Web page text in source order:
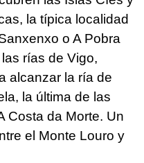
la típica localidad
o A Pobra
rías de Vigo,
alcanzar la ría de
la última de las
Costa da Morte. Un
el Monte Louro y